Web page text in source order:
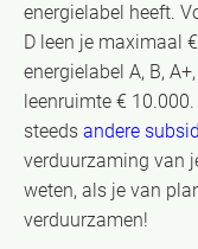
energielabel heeft.
D leen je maximaal
energielabel A, B,
leenruimte €
steeds andere
verduurzaming van
weten, als je van
verduurzamen!